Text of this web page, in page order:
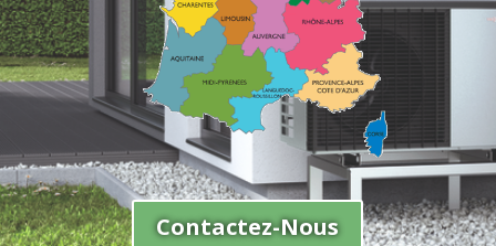
Contactez-Nous